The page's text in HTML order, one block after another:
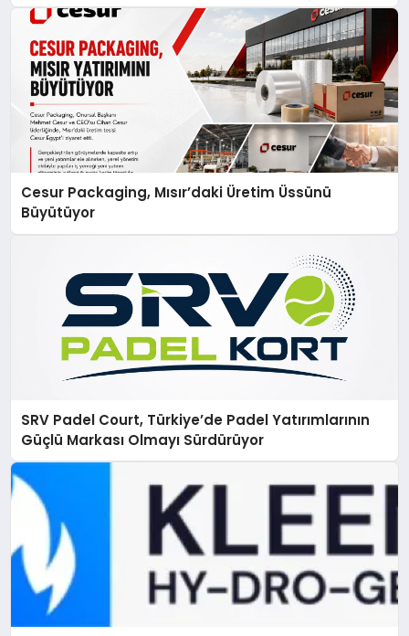
Cesur Packaging, Mısır’daki Üretim Üssünü
Büyütüyor
SRV Padel Court, Türkiye’de Padel Yatırımlarının
Güçlü Markası Olmayı Sürdürüyor